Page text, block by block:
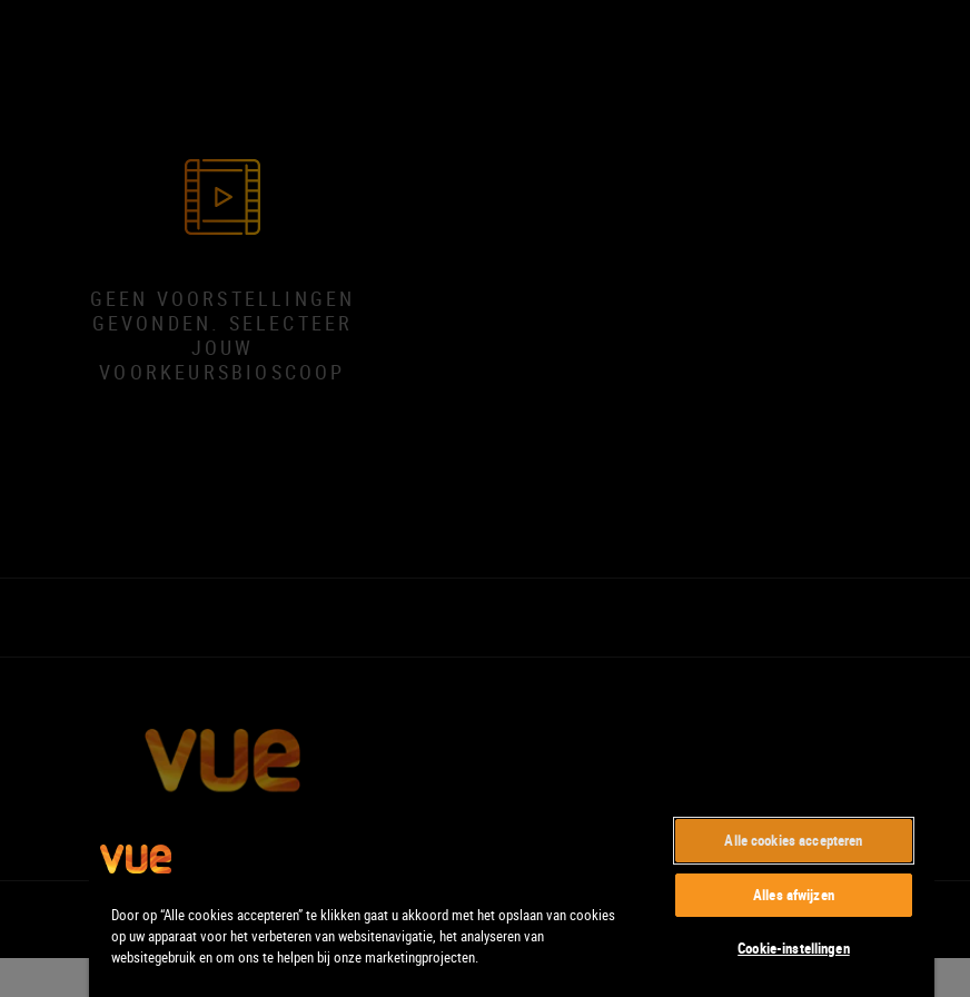
GEEN VOORSTELLINGEN
GEVONDEN. SELECTEER
JOUW
VOORKEURSBIOSCOOP
Door op “Alle cookies accepteren” te klikken gaat u akkoord met het opslaan van cookies
op uw apparaat voor het verbeteren van websitenavigatie, het analyseren van
websitegebruik en om ons te helpen bij onze marketingprojecten.
Alle cookies accepteren
Alles afwijzen
Cookie-instellingen